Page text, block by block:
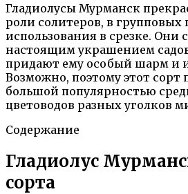
Гладиолусы Мурманск
роли солитеров, в групповых
использования в срезке. Они
настоящим украшением
придают ему особый шарм и
Возможно, поэтому этот сорт
большой популярностью
цветоводов разных уголков
Содержание
Гладиолус
сорта